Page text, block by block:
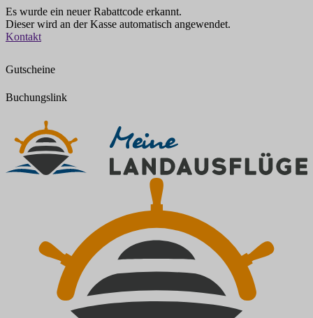
Es wurde ein neuer Rabattcode erkannt.
Dieser wird an der Kasse automatisch angewendet.
Zum
Kontakt
Gutscheine
Buchungslink